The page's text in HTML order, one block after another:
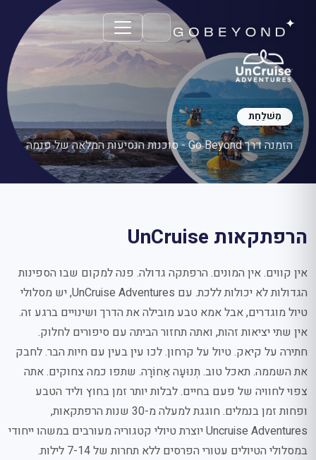
UnCruise Adventures
מִשׁלַחַת
הזמנה דרך Go Beyond - סוכנות הנסיעות המלאה של פנמה
הרפתקאות UnCruise
אין קווים. אין המונים. הרפתקה גדולה. פנה למקום שבו הספינות
הגדולות לא יכולות ללכת. עם UnCruise Adventures, יש מסלולי
טיול מוגדרים, אבל אמא טבע מובילה את הדרך ושינויים ברגע זה.
אין שתי יציאות זהות, ואתה תחזור הביתה עם סיפורים לחלוק.
חתירה על קיאק. טיול על קרחון. לכו עין בעין עם חיות הבר. לחבק
את השממה. תאכל טוב. תְנוּעָה אַחוֹרָה. שתפו כמה צחוקים. אתה
צפוי לחוויה של פעם בחיים. לבלות יותר זמן בחוץ וליד הטבע
ופחות זמן בנמלים. חוגגת למעלה מ-30 שנות הרפתקאות,
Uncruise Adventures יוצרת טיולי קטגוריה מעורבים במשהו ייחודי
במסלולי הטיולים עטורי הפרסים ללא תחרות של 7-14 לילות.